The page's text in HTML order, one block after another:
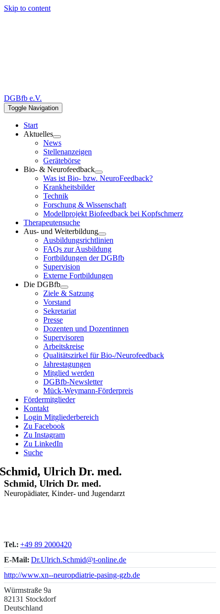
Skip to content
DGBfb e.V.
Toggle Navigation
Start
Aktuelles
News
Stellenanzeigen
Gerätebörse
Bio- & Neurofeedback
Was ist Bio- bzw. NeuroFeedback?
Krankheitsbilder
Technik
Forschung & Wissenschaft
Modellprojekt Biofeedback bei Kopfschmerz
Therapeutensuche
Aus- und Weiterbildung
Ausbildungsrichtlinien
FAQs zur Ausbildung
Fortbildungen der DGBfb
Supervision
Externe Fortbildungen
Die DGBfb
Ziele & Satzung
Vorstand
Sekretariat
Presse
Dozenten und Dozentinnen
Supervisoren
Arbeitskreise
Qualitätszirkel für Bio-/Neurofeedback
Jahrestagungen
Mitglied werden
DGBfb-Newsletter
Mück-Weymann-Förderpreis
Fördermitglieder
Kontakt
Login Mitgliederbereich
Zu Facebook
Zu Instagram
Zu LinkedIn
Suche
Schmid, Ulrich Dr. med.
Schmid, Ulrich Dr. med.
Neuropädiater, Kinder- und Jugendarzt
Tel.: +49 89 2000420
E-Mail: Dr.Ulrich.Schmid@t-online.de
http://www.xn--neuropdiatrie-pasing-gzb.de
Würmstraße 9a
82131 Stockdorf
Deutschland